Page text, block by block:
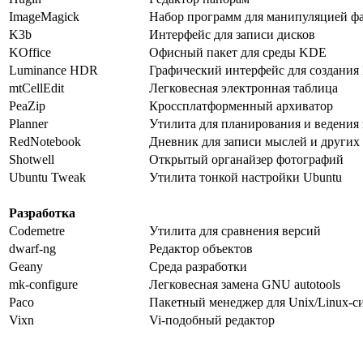
ImageMagick
Набор программ для манипуляцией
K3b
Интерфейс для записи дисков
KOffice
Офисный пакет для среды KDE
Luminance HDR
Графический интерфейс для
mtCellEdit
Легковесная электронная таблица
PeaZip
Кроссплатформенный архиватор
Planner
Утилита для планирования и ведения
RedNotebook
Дневник для записи мыслей и
Shotwell
Открытый органайзер фотографий
Ubuntu Tweak
Утилита тонкой настройки Ubuntu
Разработка
Codemetre
Утилита для сравнения версий
dwarf-ng
Редактор объектов
Geany
Среда разработки
mk-configure
Легковесная замена GNU autotools
Paco
Пакетный менеджер для Unix/Linux-
Vixn
Vi-подобный редактор